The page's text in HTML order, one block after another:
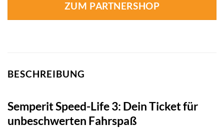
ZUM PARTNERSHOP
BESCHREIBUNG
Semperit Speed-Life 3: Dein Ticket für
unbeschwerten Fahrspaß